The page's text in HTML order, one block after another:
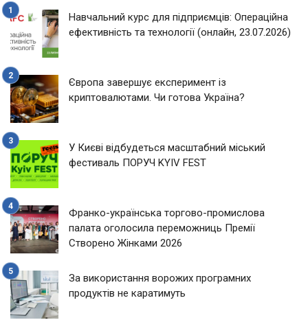
Навчальний курс для підприємців: Операційна
ефективність та технології (онлайн, 23.07.2026)
Європа завершує експеримент із
криптовалютами. Чи готова Україна?
У Києві відбудеться масштабний міський
фестиваль ПОРУЧ KYIV FEST
Франко-українська торгово-промислова
палата оголосила переможниць Премії
Створено Жінками 2026
За використання ворожих програмних
продуктів не каратимуть